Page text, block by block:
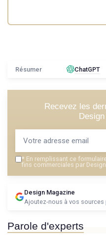
Résumer ChatGPT
Recevez les
* En remplissant ce
fins commerciales par
Design Magazine
Ajoutez-nous à vos
Parole d'experts